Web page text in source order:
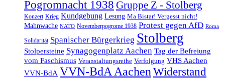
Pogromnacht 1938 Gruppe Z - Stolberg
Konzert Krieg Kundgebung Lesung Ma Bistar! Vergesst nicht!
Mahnwache NATO Novemberpogrome 1938 Protest gegen AfD Roma
Solidarität Spanischer Bürgerkrieg Stolberg
Stolpersteine Synagogenplatz Aachen Tag der Befreiung
vom Faschismus Veranstaltungsreihe Verfolgung VHS Aachen
VVN-BdA VVN-BdA AachenWiderstand